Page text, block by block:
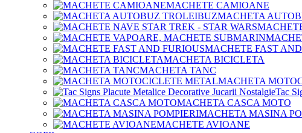
MACHETE CAMIOANE
MACHETA
MACHETE FAST
MACHETA BICICLETA
MACHETA TANC
MACHETA
Tac
MACHETA CASCA MOTO
MACHETA MASINA
MACHETE AVIOANE